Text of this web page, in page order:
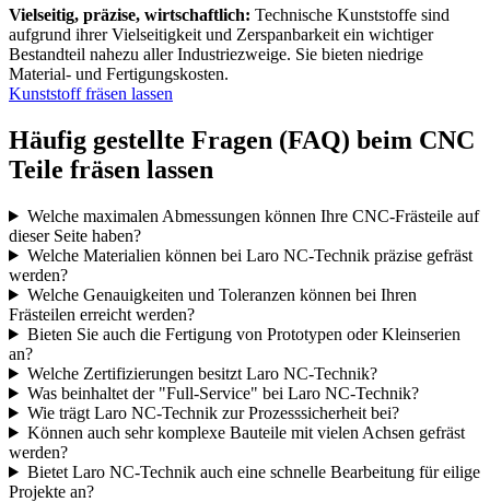
Vielseitig, präzise, wirtschaftlich: Technische Kunststoffe sind
aufgrund ihrer Vielseitigkeit und Zerspanbarkeit ein wichtiger
Bestandteil nahezu aller Industriezweige. Sie bieten niedrige
Material- und Fertigungskosten.
Kunststoff fräsen lassen
Häufig gestellte Fragen (FAQ) beim CNC
Teile fräsen lassen
Welche maximalen Abmessungen können Ihre CNC-Frästeile auf
dieser Seite haben?
Welche Materialien können bei Laro NC-Technik präzise gefräst
werden?
Welche Genauigkeiten und Toleranzen können bei Ihren
Frästeilen erreicht werden?
Bieten Sie auch die Fertigung von Prototypen oder Kleinserien
an?
Welche Zertifizierungen besitzt Laro NC-Technik?
Was beinhaltet der "Full-Service" bei Laro NC-Technik?
Wie trägt Laro NC-Technik zur Prozesssicherheit bei?
Können auch sehr komplexe Bauteile mit vielen Achsen gefräst
werden?
Bietet Laro NC-Technik auch eine schnelle Bearbeitung für eilige
Projekte an?